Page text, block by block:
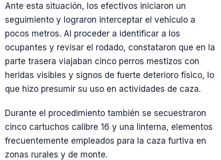
Ante esta situación, los efectivos iniciaron un
seguimiento y lograron interceptar el vehículo a
pocos metros. Al proceder a identificar a los
ocupantes y revisar el rodado, constataron que en la
parte trasera viajaban cinco perros mestizos con
heridas visibles y signos de fuerte deterioro físico, lo
que hizo presumir su uso en actividades de caza.
Durante el procedimiento también se secuestraron
cinco cartuchos calibre 16 y una linterna, elementos
frecuentemente empleados para la caza furtiva en
zonas rurales y de monte.